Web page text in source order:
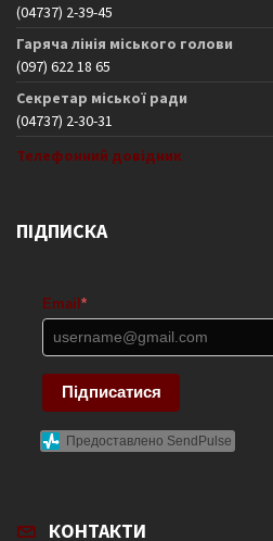
(04737) 2-39-45
Гаряча лінія міського голови
(097) 622 18 65
Секретар міської ради
(04737) 2-30-31
Телефонний довідник
ПІДПИСКА
Email *
Підписатися
Предоставлено SendPulse
КОНТАКТИ